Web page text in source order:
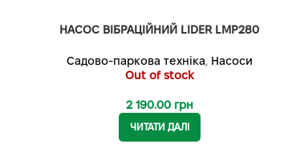
НАСОС ВІБРАЦІЙНИЙ LIDER LMP280
Садово-паркова техніка, Насоси
Out of stock
2 190.00 грн
ЧИТАТИ ДАЛІ